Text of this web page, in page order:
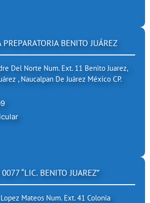
PREPARATORIA BENITO JUÁREZ
Del Norte Num. Ext. 11 Benito Juarez,
, Naucalpan De Juárez México CP.
“LIC. BENITO JUAREZ”
Mateos Num. Ext. 41 Colonia